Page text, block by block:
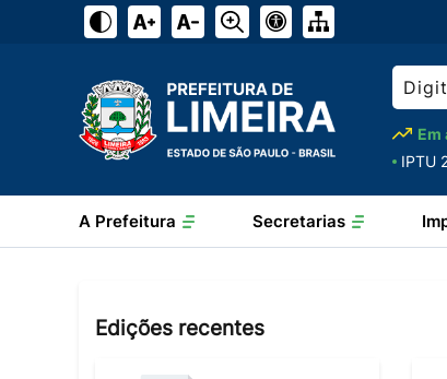
Em
IPTU
A Prefeitura Secretarias
Edições recentes